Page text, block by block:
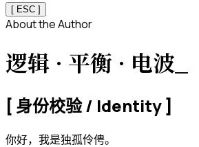
[ ESC ]
About the Author
逻辑 · 平衡 · 电波
[ 身份校验 / Identity ]
你好，我是独孤伶俜。